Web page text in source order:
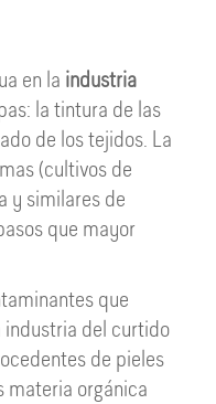
en la industria
la tintura de las
de los tejidos. La
(cultivos de
y similares de
que mayor
que
industria del curtido
de pieles
materia orgánica